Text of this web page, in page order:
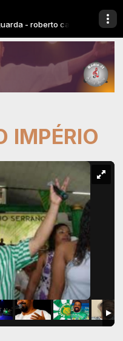
- roberto carlos -
IMPÉRIO